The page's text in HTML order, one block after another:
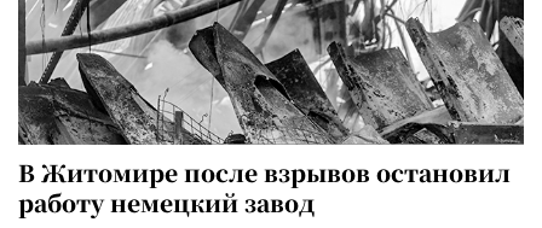
В Житомире после взрывов остановил
работу немецкий завод